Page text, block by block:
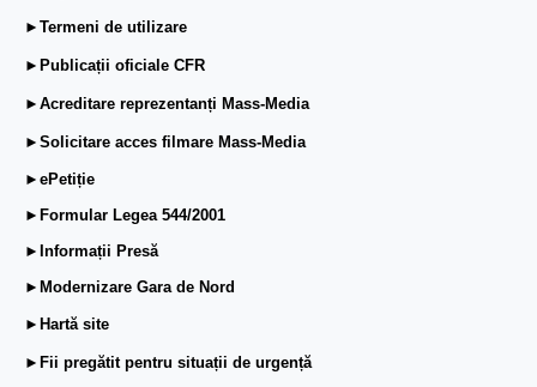
►Termeni de utilizare
►Publicații oficiale CFR
►Acreditare reprezentanți Mass-Media
►Solicitare acces filmare Mass-Media
►ePetiție
►Formular Legea 544/2001
►Informații Presă
►Modernizare Gara de Nord
►Hartă site
►Fii pregătit pentru situații de urgență